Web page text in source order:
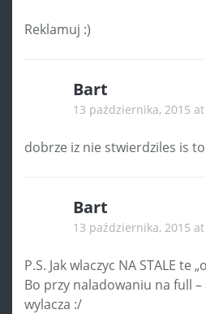
Reklamuj :)
Bart
13 października, 2015
dobrze iz nie stwierdziles is
Bart
13 października, 2015
P.S. Jak wlaczyc NA STALE te
Bo przy naladowaniu na full
wylacza :/